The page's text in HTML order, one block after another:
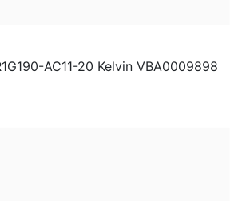
AC11-20 Kelvin VBA0009898